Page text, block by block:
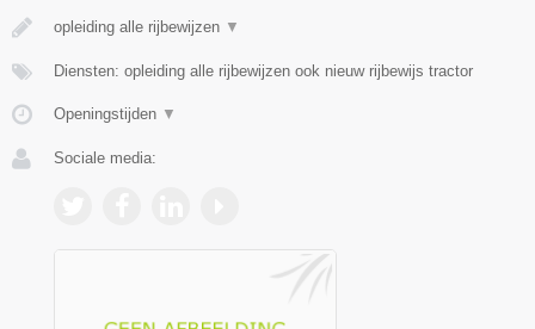
opleiding alle rijbewijzen ▼
Diensten: opleiding alle rijbewijzen ook nieuw rijbewijs tractor
Openingstijden ▼
Sociale media: